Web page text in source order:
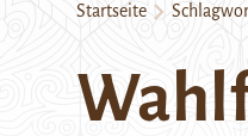
Startseite